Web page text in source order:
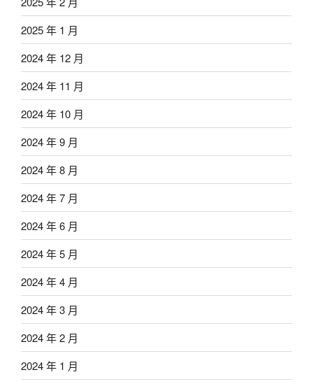
2025 年 1 月
2024 年 12 月
2024 年 11 月
2024 年 10 月
2024 年 9 月
2024 年 8 月
2024 年 7 月
2024 年 6 月
2024 年 5 月
2024 年 4 月
2024 年 3 月
2024 年 2 月
2024 年 1 月